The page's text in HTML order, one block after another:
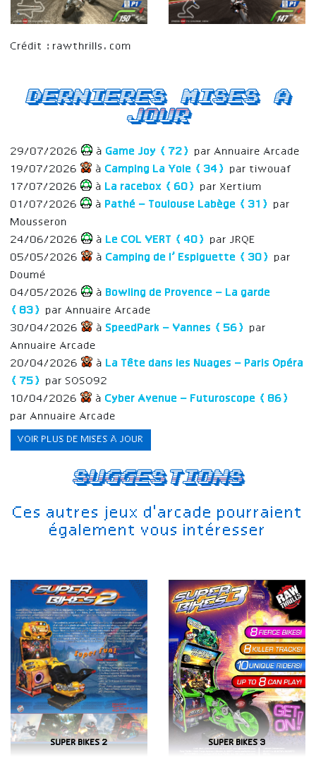
Crédit : rawthrills.com
Suggestions
Ces autres jeux d'arcade pourraient
également vous intéresser
SUPER BIKES 2 SUPER BIKES 3
Dernieres mises a
jour
29/07/2026 à Game Joy (72)
par Annuaire Arcade
19/07/2026
à Camping La Yole (34)
par tiwouaf
17/07/2026
à La racebox (60)
par Xertium
01/07/2026
à Pathé – Toulouse Labège (31)
par
Mousseron
24/06/2026
à Le COL VERT (40)
par JRQE
05/05/2026
à Camping de l’ Espiguette (30)
par
Doumé
04/05/2026
à Bowling de Provence – La garde
(83)
par Annuaire Arcade
30/04/2026
à SpeedPark – Vannes (56)
par
Annuaire Arcade
20/04/2026
à La Tête dans les Nuages – Paris Opéra
(75)
par SOSO92
10/04/2026
à Cyber Avenue – Futuroscope (86)
par Annuaire Arcade
VOIR PLUS DE MISES À JOUR